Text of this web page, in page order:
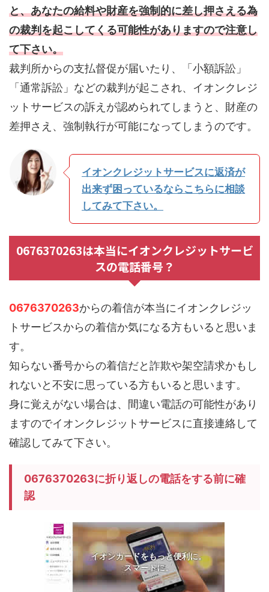
と、あなたの給料や財産を強制的に差し押さえる為
の裁判を起こしてくる可能性がありますので注意し
て下さい。
裁判所からの支払督促が届いたり、「小額訴訟」
「通常訴訟」などの裁判が起こされ、イオンクレジ
ットサービスの訴えが認められてしまうと、財産の
差押さえ、強制執行が可能になってしまうのです。
イオンクレジットサービスに返済が
出来ず困っているならこちらに相談
してみて下さい。
0676370263は本当にイオンクレジットサービ
スの電話番号？
0676370263からの着信が本当にイオンクレジッ
トサービスからの着信か気になる方もいると思いま
す。
知らない番号からの着信だと詐欺や架空請求かもし
れないと不安に思っている方もいると思います。
身に覚えがない場合は、間違い電話の可能性があり
ますのでイオンクレジットサービスに直接連絡して
確認してみて下さい。
0676370263に折り返しの電話をする前に確
認